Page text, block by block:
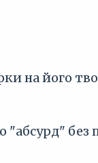
на його
"абсурд" без